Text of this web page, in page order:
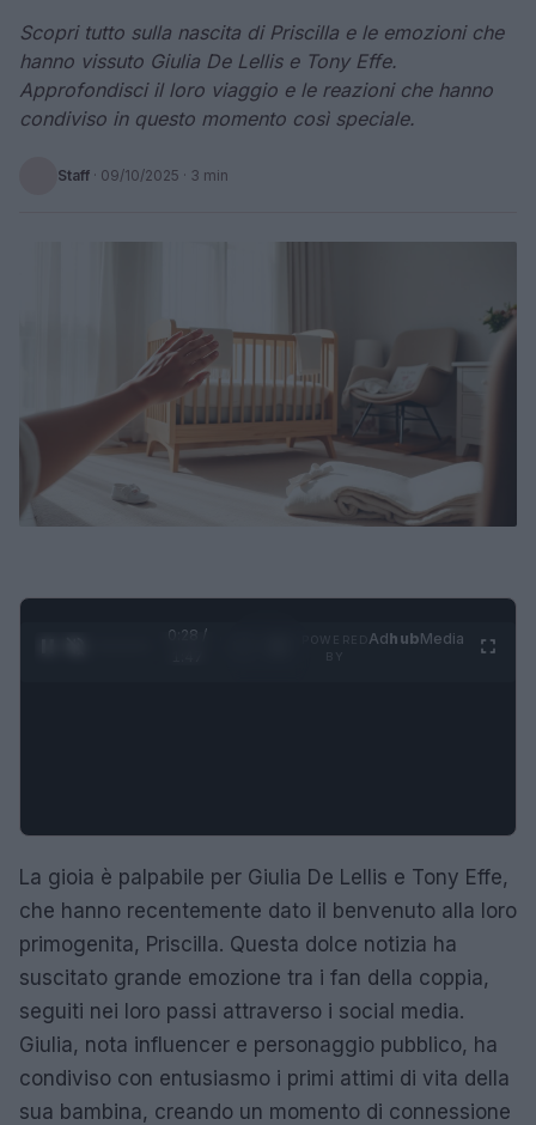
Scopri tutto sulla nascita di Priscilla e le emozioni che
hanno vissuto Giulia De Lellis e Tony Effe.
Approfondisci il loro viaggio e le reazioni che hanno
condiviso in questo momento così speciale.
Staff · 09/10/2025 · 3 min
0:29 /
AdhubMedia
La gioia è palpabile per Giulia De Lellis e Tony Effe,
che hanno recentemente dato il benvenuto alla loro
primogenita, Priscilla. Questa dolce notizia ha
suscitato grande emozione tra i fan della coppia,
seguiti nei loro passi attraverso i social media.
Giulia, nota influencer e personaggio pubblico, ha
condiviso con entusiasmo i primi attimi di vita della
sua bambina, creando un momento di connessione